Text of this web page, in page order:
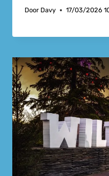
Door Davy 17/03/2026